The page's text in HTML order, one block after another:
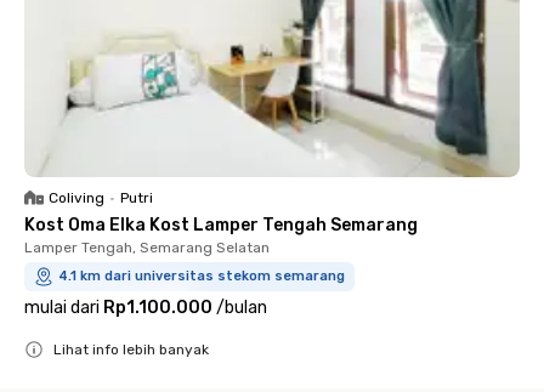
Coliving • Putri
Kost Oma Elka Kost Lamper Tengah Semarang
Lamper Tengah, Semarang Selatan
4.1 km dari universitas stekom semarang
mulai dari Rp1.100.000 /bulan
Lihat info lebih banyak